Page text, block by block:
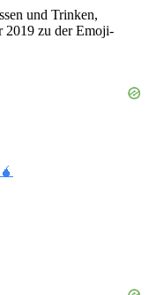
und Trinken,
2019 zu der Emoji-